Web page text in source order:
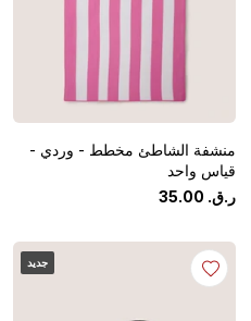
منشفة الشاطئ مخطط - وردي -
قياس واحد
ر.ق.
35.00
جديد